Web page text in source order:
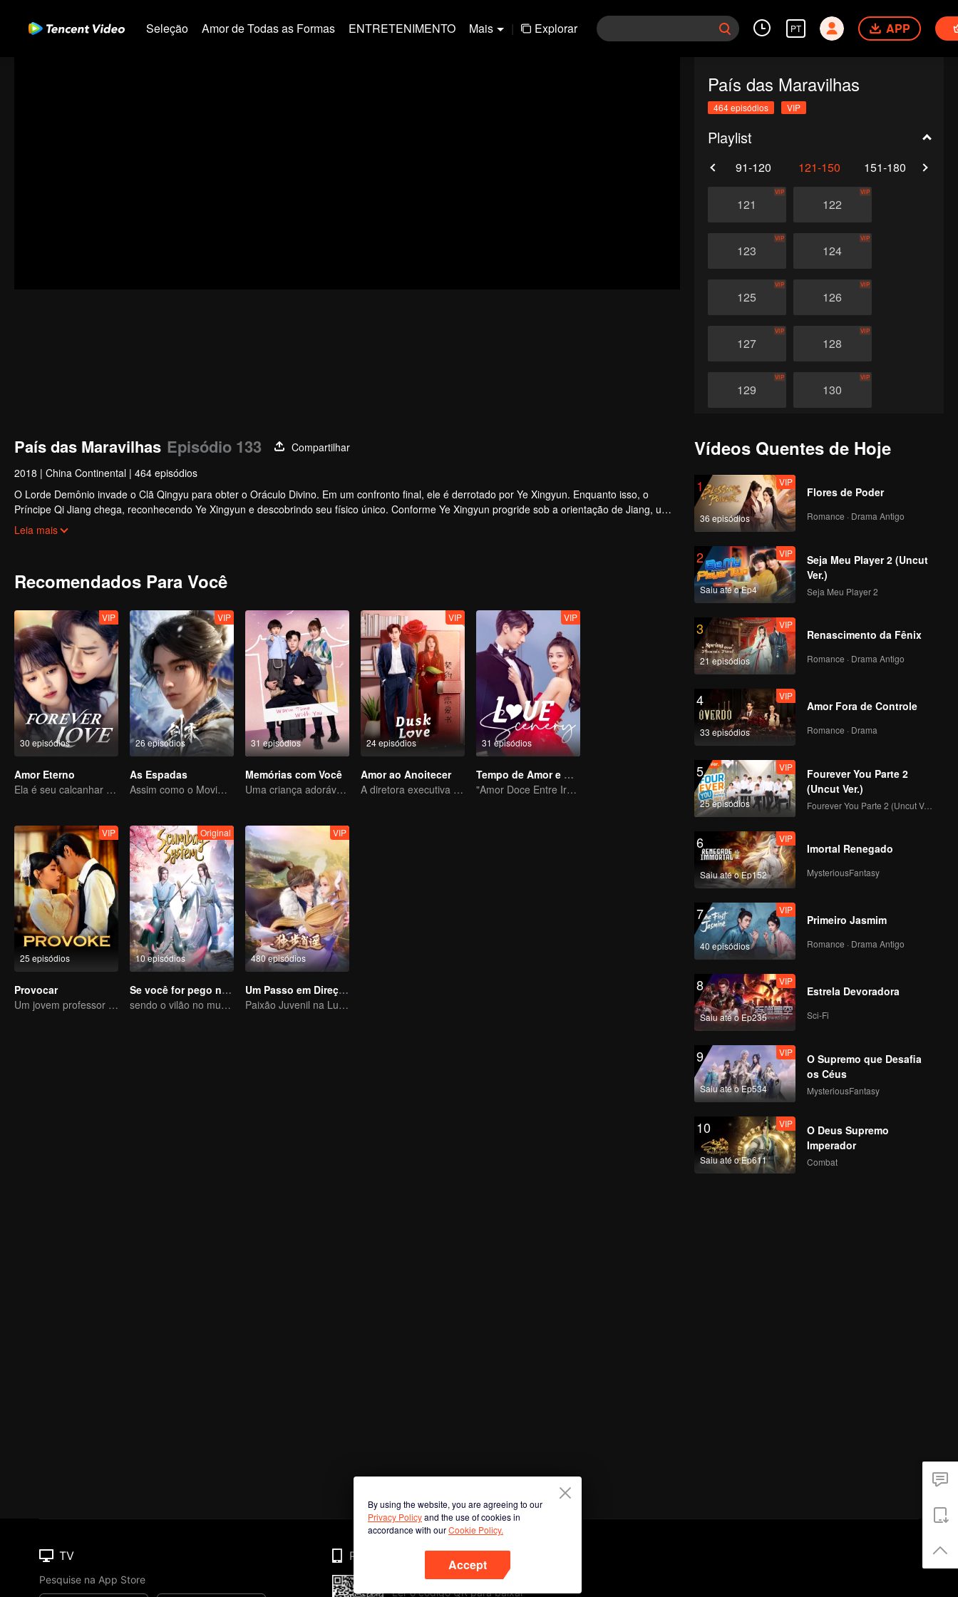
Seleção Amor de Todas as Formas ENTRETENIMENTO Mais | Explorar PT APP
País das Maravilhas
464 episódios VIP
Playlist
91-120 121-150 151-180
121
VIP
122
VIP
123
VIP
124
VIP
125
VIP
126
VIP
127
VIP
128
VIP
129
VIP
130
VIP
133
135
VIP VIP
137
VIP
138
VIP
139
141
VIP
142
143
VIP
144
VIP
145
VIP
147
VIP
148
VIP
149
VIP
150
País das Maravilhas Episódio 133
Compartilhar
2018 | China Continental | 464 episódios
O Lorde Demônio invade o Clã Qingyu para obter o Oráculo Divino. Em um confronto final, ele é derrotado por Ye Xingyun. Enquanto isso, o
Príncipe Qi Jiang chega, reconhecendo Ye Xingyun e descobrindo seu físico único. Conforme Ye Xingyun progride sob a orientação de Jiang, uma
mulher misteriosa, An Yun, aparece e se envolve na rivalidade entre o Lorde Demônio e Ye Xingyun.
Leia mais
Recomendados Para Você
30 episódios
VIP
Amor Eterno
Ela é seu calcanhar de Aquiles e sua armadura
26 episódios
VIP
As Espadas
Assim como o Movimento Celestial é Sempre Vigoroso, um Cavalheiro Deve Se Esforçar Incessantemente
31 episódios
Memórias com Você
Uma criança adorável ajuda pais falsos a transformarem em realidade
24 episódios
VIP
Amor ao Anoitecer
A diretora executiva se apaixonou pelo seu novo contrato
31 episódios
VIP
Tempo de Amor e Alegria com Você
"Amor Doce Entre Irmãos"
25 episódios
VIP
Provocar
Um jovem professor astuto se apaixona por uma cantora misteriosa
10 episódios
Original
Se você for pego no livro
sendo o vilão no mundo do livro
480 episódios
VIP
Um Passo em Direção à Liberdade
Paixão Juvenil na Luta Mundial
Vídeos Quentes de Hoje
1
36 episódios
VIP
Flores de Poder
Romance · Drama Antigo
2
Saiu até o Ep4
VIP
Seja Meu Player 2 (Uncut
Ver.)
Seja Meu Player 2
3
21 episódios
VIP
Renascimento da Fênix
Romance · Drama Antigo
4
33 episódios
VIP
Amor Fora de Controle
Romance · Drama
5
25 episódios
VIP
Fourever You Parte 2
(Uncut Ver.)
Fourever You Parte 2 (Uncut Ver.)
6
Saiu até o Ep152
VIP
Imortal Renegado
MysteriousFantasy
7
40 episódios
VIP
Primeiro Jasmim
Romance · Drama Antigo
8
Saiu até o Ep235
VIP
Estrela Devoradora
Sci-Fi
9
Saiu até o Ep534
VIP
O Supremo que Desafia
os Céus
MysteriousFantasy
10
Saiu até o Ep611
VIP
O Deus Supremo
Imperador
Combat
By using the website, you are agreeing to our
Privacy Policyand the use of cookies in
accordance with ourCookie Policy.
Accept
TV
Pesquise na App Store
Phone
Ler o código QR para baixar